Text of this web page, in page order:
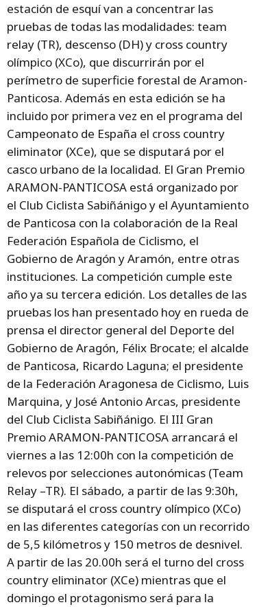
estación de esquí van a concentrar las
pruebas de todas las modalidades: team
relay (TR), descenso (DH) y cross country
olímpico (XCo), que discurrirán por el
perímetro de superficie forestal de Aramon-
Panticosa. Además en esta edición se ha
incluido por primera vez en el programa del
Campeonato de España el cross country
eliminator (XCe), que se disputará por el
casco urbano de la localidad. El Gran Premio
ARAMON-PANTICOSA está organizado por
el Club Ciclista Sabiñánigo y el Ayuntamiento
de Panticosa con la colaboración de la Real
Federación Española de Ciclismo, el
Gobierno de Aragón y Aramón, entre otras
instituciones. La competición cumple este
año ya su tercera edición. Los detalles de las
pruebas los han presentado hoy en rueda de
prensa el director general del Deporte del
Gobierno de Aragón, Félix Brocate; el alcalde
de Panticosa, Ricardo Laguna; el presidente
de la Federación Aragonesa de Ciclismo, Luis
Marquina, y José Antonio Arcas, presidente
del Club Ciclista Sabiñánigo. El III Gran
Premio ARAMON-PANTICOSA arrancará el
viernes a las 12:00h con la competición de
relevos por selecciones autonómicas (Team
Relay –TR). El sábado, a partir de las 9:30h,
se disputará el cross country olímpico (XCo)
en las diferentes categorías con un recorrido
de 5,5 kilómetros y 150 metros de desnivel.
A partir de las 20.00h será el turno del cross
country eliminator (XCe) mientras que el
domingo el protagonismo será para la